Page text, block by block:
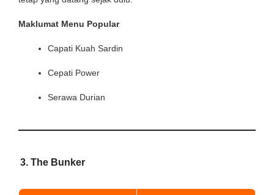
Maklumat Menu Popular
Capati Kuah Sardin
Cepati Power
Serawa Durian
3. The Bunker